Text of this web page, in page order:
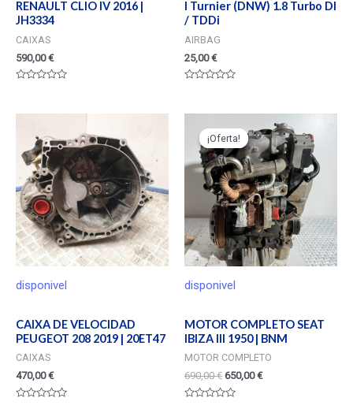
RENAULT CLIO IV 2016 |
JH3334
CAIXAS
590,00€
I Turnier (DNW) 1.8 Turbo DI
/ TDDi
AIRBAG
25,00€
disponivel
CAIXA DE VELOCIDAD
PEUGEOT 208 2019 | 20ET47
CAIXAS
470,00€
¡Oferta!
disponivel
¡Oferta!
MOTOR COMPLETO SEAT
IBIZA III 1950 | BNM
MOTOR COMPLETO
690,00€ 650,00€